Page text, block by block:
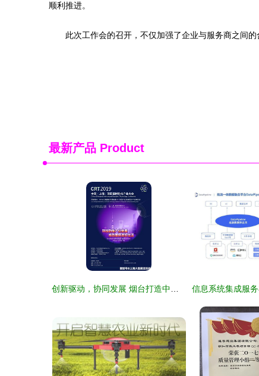
顺利推进。
此次工作会的召开，不仅加强了企业与服务商之间
最新产品 Product